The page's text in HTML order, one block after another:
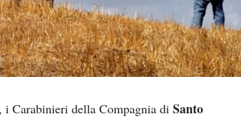
i Carabinieri della Compagnia di Santo